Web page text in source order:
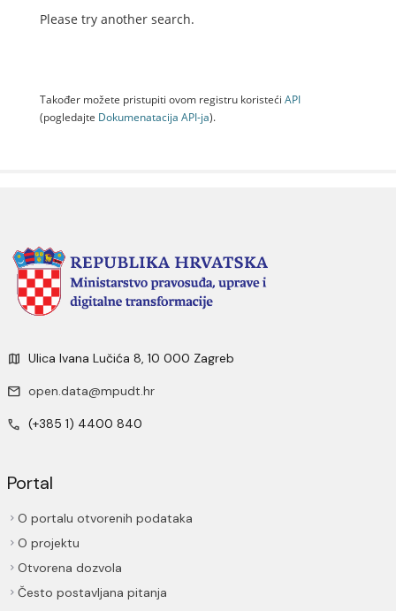
Please try another search.
Također možete pristupiti ovom registru koristeći API
(pogledajte Dokumenаtаcijа API-jа).